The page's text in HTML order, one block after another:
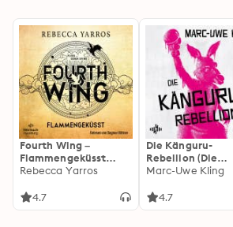
Fourth Wing –
Flammengeküsst
(Flammengeküsst-
Rebecca Yarros
4.7
Die Känguru-
Rebellion (Die
Känguru-Werke 5)
Marc-Uwe Kling
4.7